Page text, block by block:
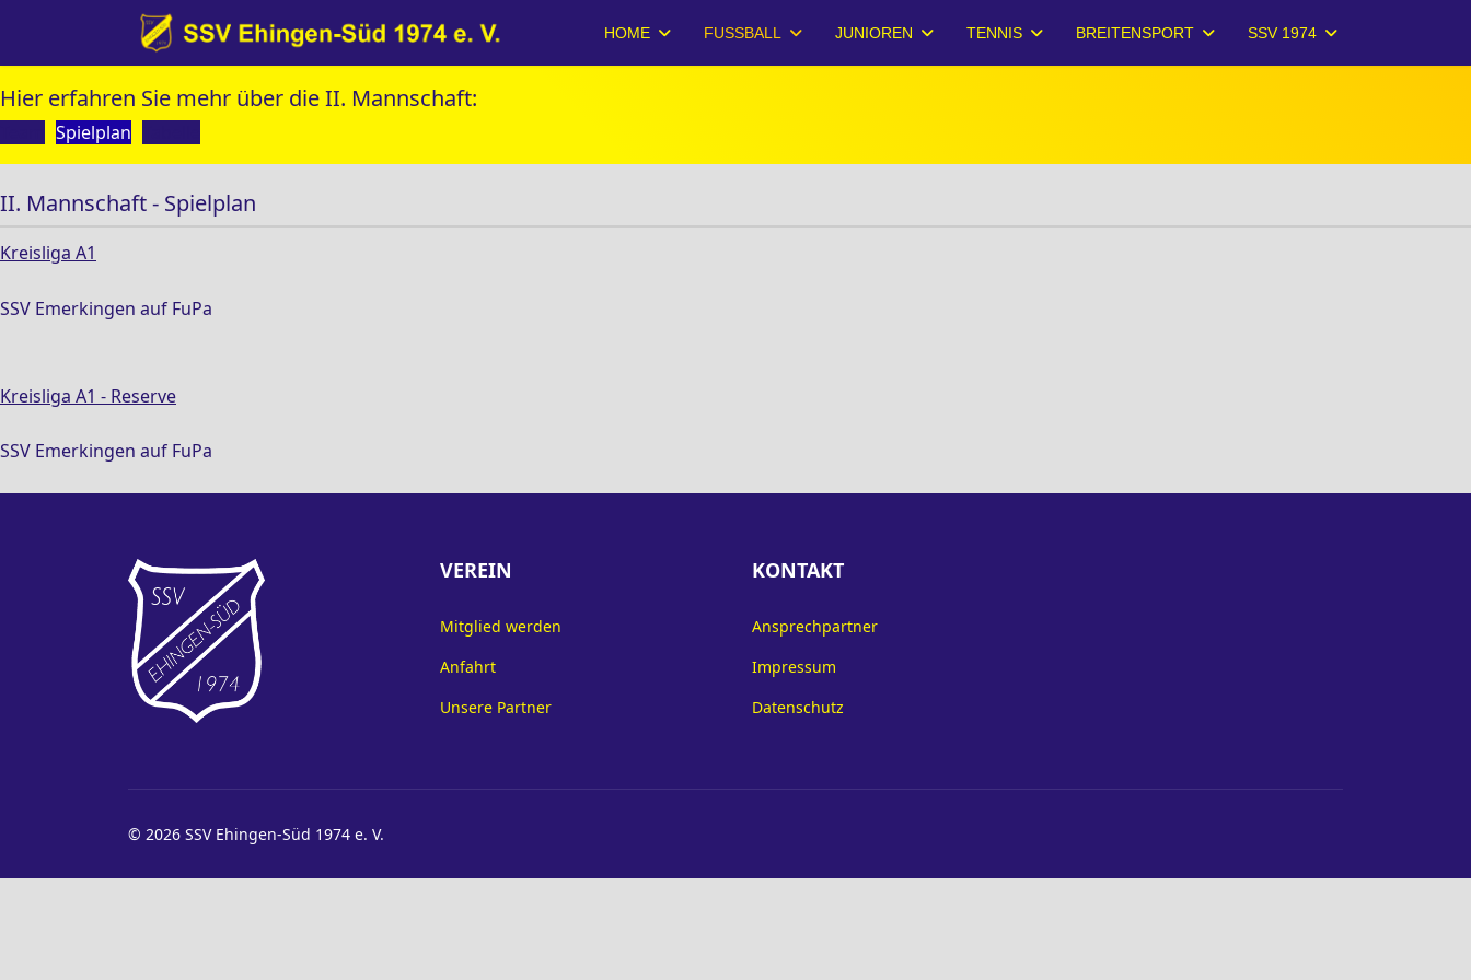
HOME FUSSBALL JUNIOREN TENNIS BREITENSPORT SSV 1974
Hier erfahren Sie mehr über die II. Mannschaft:
Spielplan
II. Mannschaft - Spielplan
Kreisliga A1
SSV Emerkingen auf FuPa
Kreisliga A1 - Reserve
SSV Emerkingen auf FuPa
VEREIN
Mitglied werden
Anfahrt
Unsere Partner
KONTAKT
Ansprechpartner
Impressum
Datenschutz
© 2026 SSV Ehingen-Süd 1974 e. V.